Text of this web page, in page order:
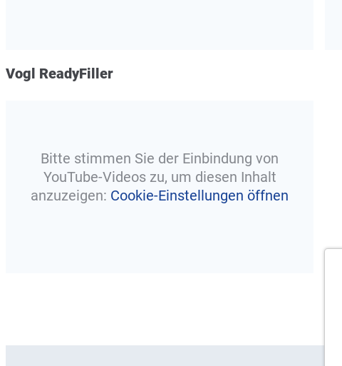
Vogl ReadyFiller
Bitte stimmen Sie der Einbindung von
YouTube-Videos zu, um diesen Inhalt
anzuzeigen: Cookie-Einstellungen öffnen